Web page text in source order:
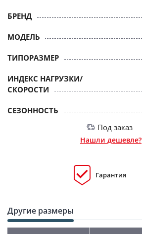
БРЕНД
МОДЕЛЬ
ТИПОРАЗМЕР
ИНДЕКС НАГРУЗКИ/
СКОРОСТИ
СЕЗОННОСТЬ
Под заказ
Нашли дешевле?
Гарантия
Другие размеры